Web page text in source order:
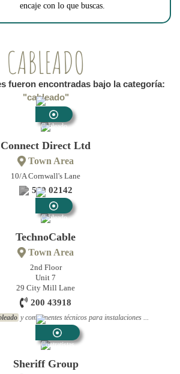
encaje con lo que buscas.
CABLEADO
fueron encontradas bajo la categoría:
"cableado"
Cableado
Connect Direct Ltd
Town Area
10/A Cornwall's Lane
560 02142
Cableado
TechnoCable
Town Area
2nd Floor
Unit 7
29 City Mill Lane
200 43918
y componentes técnicos para instalaciones ...
Contratistas
Sheriff Group